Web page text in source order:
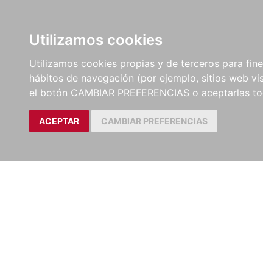
Utilizamos cookies
Utilizamos cookies propias y de terceros para
hábitos de navegación (por ejemplo, sitios web
el botón CAMBIAR PREFERENCIAS o aceptarlas
ACEPTAR CAMBIAR PREFERENCIAS